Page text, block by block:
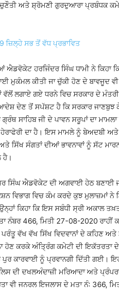
ਚੁਣੌਤੀ ਅਤੇ ਸ਼੍ਰੋਮਣੀ ਗੁਰਦੁਆਰਾ ਪ੍ਰਬੰਧਕ
ਜ਼ਿਲ੍ਹੇ ਸਭ ਤੋਂ ਵੱਧ ਪ੍ਰਭਾਵਿਤ
ਐਡਵੋਕੇਟ ਹਰਜਿੰਦਰ ਸਿੰਘ ਧਾਮੀ ਨੇ ਕਿਹਾ
ਮੁਕੰਮਲ ਕੀਤੀ ਜਾ ਚੁੱਕੀ ਹੋਣ ਦੇ ਬਾਵਜੂਦ
ਵੱਲੋਂ ਲਗਾਏ ਗਏ ਧਰਨੇ ਵਿਚ ਸਰਕਾਰ ਦੇ
ਦੇਣ ਤੋਂ ਸਪੱਸ਼ਟ ਹੈ ਕਿ ਸਰਕਾਰ ਜਾਣਬੁਝ
ਸਾਹਿਬ ਜੀ ਦੇ ਪਾਵਨ ਸਰੂਪਾਂ ਦਾ
ਦਾ ਹੈ। ਇਸ ਮਾਮਲੇ ਨੂੰ ਬੇਅਦਬੀ
ਸਿੱਖ ਸੰਗਤਾਂ ਦੀਆਂ ਭਾਵਨਾਵਾਂ ਨੂੰ ਸੱਟ
ਹੈ।
ਸਿੰਘ ਐਡਵੋਕੇਟ ਦੀ ਅਗਵਾਈ ਹੇਠ ਬਣਾਈ
ਵਿਭਾਗ ਵਿਚ ਕੰਮ ਕਰਦੇ ਕੁਝ ਮੁਲਾਜ਼ਮਾਂ
ਕਿਹਾ ਕਿ ਇਸ ਸਬੰਧੀ ਸ੍ਰੀ ਅਕਾਲ
ਨੰਬਰ 466, ਮਿਤੀ 27-08-2020 ਰਾਹੀਂ
ਵੱਖ ਵੱਖ ਸਿੱਖ ਵਿਦਵਾਨਾਂ ਦੇ ਕਹਿਣ
ਹੋਣ ਕਰਕੇ ਅੰਤ੍ਰਿੰਗ ਕਮੇਟੀ ਦੀ ਇਕੱਤਰਤਾ
ਪੁਰ ਕਾਰਵਾਈ ਨੂੰ ਪ੍ਰਵਾਨਗੀ ਦਿੱਤੀ ਗਈ।
ਦੀ ਦਖਲਅੰਦਾਜ਼ੀ ਮਰਿਆਦਾ ਅਤੇ
ਵੀ ਜਨਰਲ ਇਜਲਾਸ ਦੇ ਮਤਾ ਨੰ: 366,